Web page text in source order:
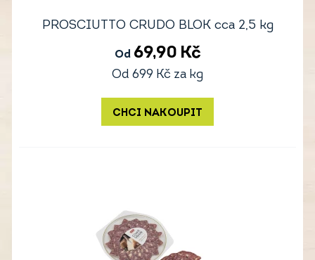
PROSCIUTTO CRUDO BLOK cca 2,5 kg
Od 69,90 Kč
Od 699 Kč za kg
CHCI NAKOUPIT